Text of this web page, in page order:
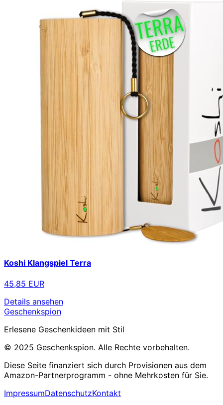
Koshi Klangspiel Terra
45,85 EUR
Details ansehen
Geschenkspion
Erlesene Geschenkideen mit Stil
© 2025 Geschenkspion. Alle Rechte vorbehalten.
Diese Seite finanziert sich durch Provisionen aus dem
Amazon-Partnerprogramm - ohne Mehrkosten für Sie.
ImpressumDatenschutzKontakt